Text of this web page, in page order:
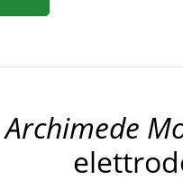
Archimede